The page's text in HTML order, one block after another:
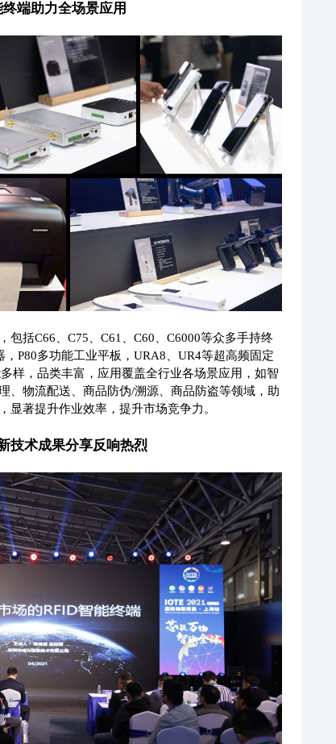
端助力全场景应用
包括C66、C75、C61、C60、C6000等众多手持终
P80多功能工业平板，URA8、UR4等超高频固定
样，品类丰富，应用覆盖全行业各场景应用，如智
、物流配送、商品防伪/溯源、商品防盗等领域，助
显著提升作业效率，提升市场竞争力。
技术成果分享反响热烈